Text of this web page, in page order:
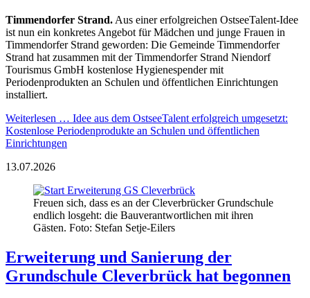
Timmendorfer Strand. Aus einer erfolgreichen OstseeTalent-Idee
ist nun ein konkretes Angebot für Mädchen und junge Frauen in
Timmendorfer Strand geworden: Die Gemeinde Timmendorfer
Strand hat zusammen mit der Timmendorfer Strand Niendorf
Tourismus GmbH kostenlose Hygienespender mit
Periodenprodukten an Schulen und öffentlichen Einrichtungen
installiert.
Weiterlesen … Idee aus dem OstseeTalent erfolgreich umgesetzt:
Kostenlose Periodenprodukte an Schulen und öffentlichen
Einrichtungen
13.07.2026
Freuen sich, dass es an der Cleverbrücker Grundschule
endlich losgeht: die Bauverantwortlichen mit ihren
Gästen. Foto: Stefan Setje-Eilers
Erweiterung und Sanierung der
Grundschule Cleverbrück hat begonnen